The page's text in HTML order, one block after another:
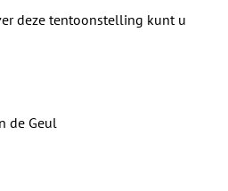
deze tentoonstelling kunt u
de Geul